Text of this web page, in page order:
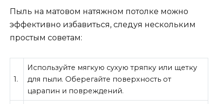
Пыль на матовом натяжном потолке можно
эффективно избавиться, следуя нескольким
простым советам:
1.
Используйте мягкую сухую тряпку или щетку
для пыли. Оберегайте поверхность от
царапин и повреждений.